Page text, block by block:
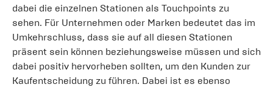
dabei die einzelnen Stationen als Touchpoints zu
sehen. Für Unternehmen oder Marken bedeutet das im
Umkehrschluss, dass sie auf all diesen Stationen
präsent sein können beziehungsweise müssen und sich
dabei positiv hervorheben sollten, um den Kunden zur
Kaufentscheidung zu führen. Dabei ist es ebenso